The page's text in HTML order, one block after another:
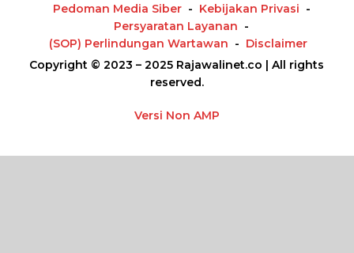
Pedoman Media Siber
Kebijakan Privasi
Persyaratan Layanan
(SOP) Perlindungan Wartawan
Disclaimer
Copyright © 2023 – 2025 Rajawalinet.co | All rights
reserved.
Versi Non AMP